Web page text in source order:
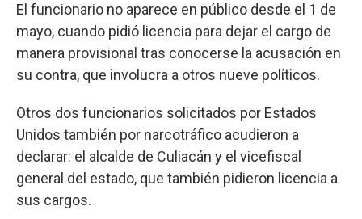
El funcionario no aparece en público desde el 1 de
mayo, cuando pidió licencia para dejar el cargo de
manera provisional tras conocerse la acusación en
su contra, que involucra a otros nueve políticos.
Otros dos funcionarios solicitados por Estados
Unidos también por narcotráfico acudieron a
declarar: el alcalde de Culiacán y el vicefiscal
general del estado, que también pidieron licencia a
sus cargos.